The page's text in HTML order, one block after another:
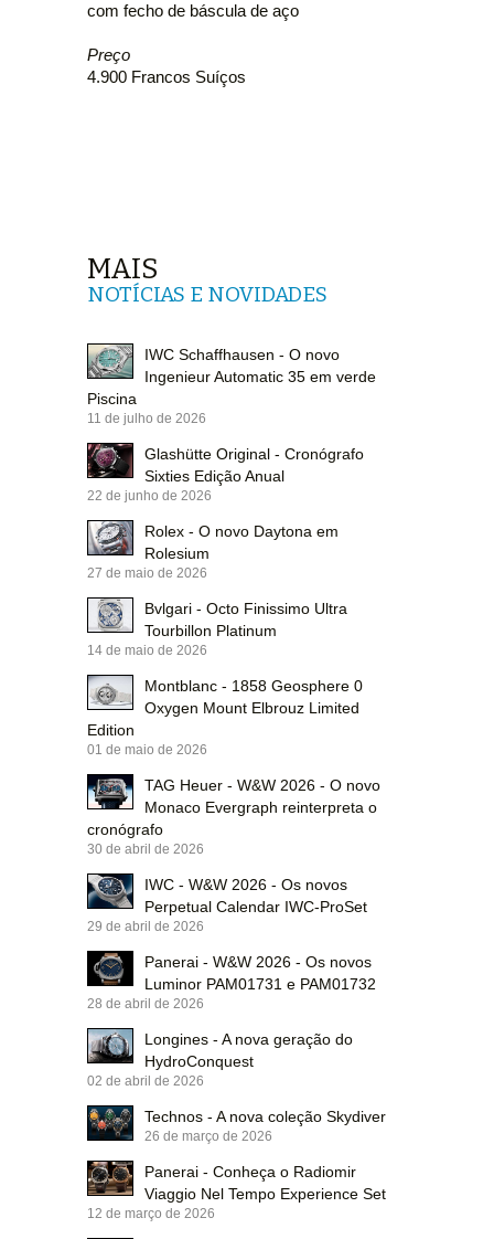
com fecho de báscula de aço
Preço
4.900 Francos Suíços
MAIS
NOTÍCIAS E NOVIDADES
IWC Schaffhausen - O novo
Ingenieur Automatic 35 em verde
Piscina
11 de julho de 2026
Glashütte Original - Cronógrafo
Sixties Edição Anual
22 de junho de 2026
Rolex - O novo Daytona em
Rolesium
27 de maio de 2026
Bvlgari - Octo Finissimo Ultra
Tourbillon Platinum
14 de maio de 2026
Montblanc - 1858 Geosphere 0
Oxygen Mount Elbrouz Limited
Edition
01 de maio de 2026
TAG Heuer - W&W 2026 - O novo
Monaco Evergraph reinterpreta o
cronógrafo
30 de abril de 2026
IWC - W&W 2026 - Os novos
Perpetual Calendar IWC-ProSet
29 de abril de 2026
Panerai - W&W 2026 - Os novos
Luminor PAM01731 e PAM01732
28 de abril de 2026
Longines - A nova geração do
HydroConquest
02 de abril de 2026
Technos - A nova coleção Skydiver
26 de março de 2026
Panerai - Conheça o Radiomir
Viaggio Nel Tempo Experience Set
12 de março de 2026